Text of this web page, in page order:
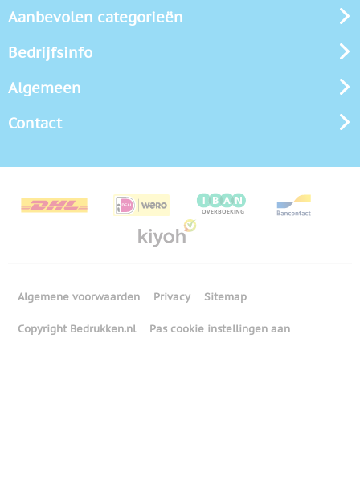
Aanbevolen categorieën
Bedrijfsinfo
Algemeen
Contact
Algemene voorwaarden Privacy Sitemap
Copyright Bedrukken.nl Pas cookie instellingen aan